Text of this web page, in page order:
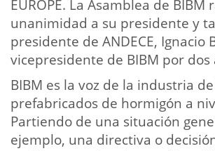
EUROPE. La Asamblea de
unanimidad a su presidente y
presidente de ANDECE, Ignacio
vicepresidente de BIBM por dos
BIBM es la voz de la industria
prefabricados de hormigón a
Partiendo de una situación
ejemplo, una directiva o